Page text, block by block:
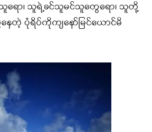
ရော၊ သူရဲ့ခင်သူမင်သူတွေရော၊ သူတို့
တဲ့ ပုံရိပ်ကိုကျနော်မြင်ယောင်မိ